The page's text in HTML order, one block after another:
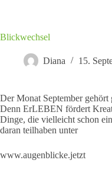
Blickwechsel
Diana 15.
Der Monat September gehört
Denn ErLEBEN fördert
Dinge, die vielleicht schon
daran teilhaben unter
www.augenblicke.jetzt